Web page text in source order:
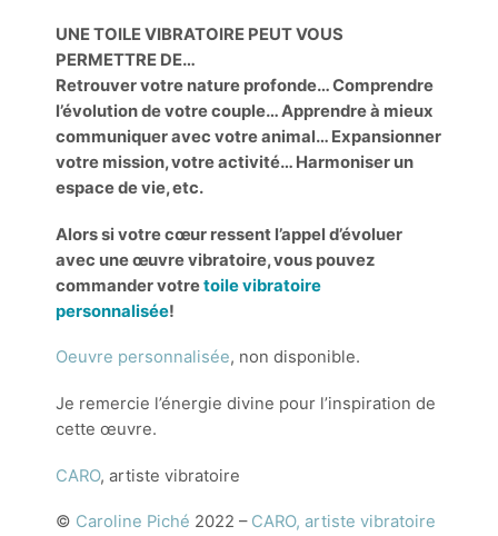
UNE TOILE VIBRATOIRE PEUT VOUS
PERMETTRE DE…
Retrouver votre nature profonde… Comprendre
l’évolution de votre couple… Apprendre à mieux
communiquer avec votre animal… Expansionner
votre mission, votre activité… Harmoniser un
espace de vie, etc.
Alors si votre cœur ressent l’appel d’évoluer
avec une œuvre vibratoire, vous pouvez
commander votretoile vibratoire
personnalisée!
Oeuvre personnalisée, non disponible.
Je remercie l’énergie divine pour l’inspiration de
cette œuvre.
CARO, artiste vibratoire
© Caroline Piché 2022 – CARO, artiste vibratoire